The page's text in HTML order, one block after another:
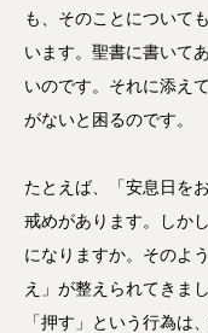
も、そのことについて
います。聖書に書いて
いのです。それに添え
がないと困るのです。
たとえば、「安息日を
戒めがあります。しか
になりますか。そのよ
え」が整えられてきま
「押す」という行為は